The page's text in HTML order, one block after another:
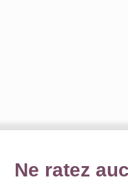
Ne ratez